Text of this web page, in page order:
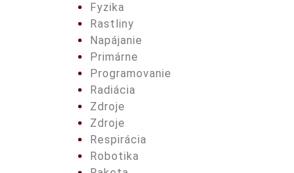
Fyzika
Rastliny
Napájanie
Primárne
Programovanie
Radiácia
Zdroje
Zdroje
Respirácia
Robotika